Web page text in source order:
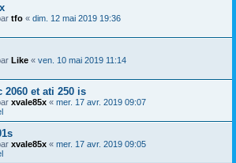
tfo « dim. 12 mai 2019 19:36
Like « ven. 10 mai 2019 11:14
2060 et ati 250 is
xvale85x « mer. 17 avr. 2019 09:07
xvale85x « mer. 17 avr. 2019 09:05